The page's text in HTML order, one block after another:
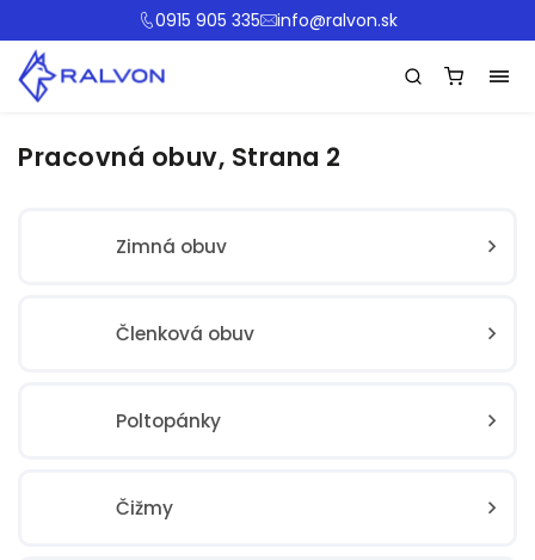
0915 905 335 info@ralvon.sk
Pracovná obuv, Strana 2
Zimná obuv
Členková obuv
Poltopánky
Čižmy